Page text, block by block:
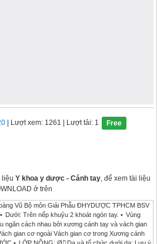
| Lượt xem: 1261 | Lượt tải: 1 Free
liệu Y khoa y dược - Cánh tay, để xem tài liệu
ở trên
Vũ Bộ môn Giải Phẫu ĐHYDƯỢC TPHCM BSV
Dưới: Trên nếp khuỷu 2 khoát ngón tay. • Vùng
ngăn cách nhau bởi xương cánh tay và vách gian
gian cơ ngoài Vách gian cơ trong Xương cánh